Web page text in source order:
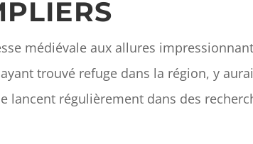
médiévale aux allures
trouvé refuge dans la région, y
lancent régulièrement dans des